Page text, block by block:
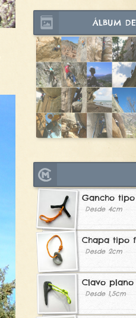
ÁLBUM
Gancho
Desde 4cm
Chapa tipo
Desde 2cm
Clavo plano
Desde 1,5cm